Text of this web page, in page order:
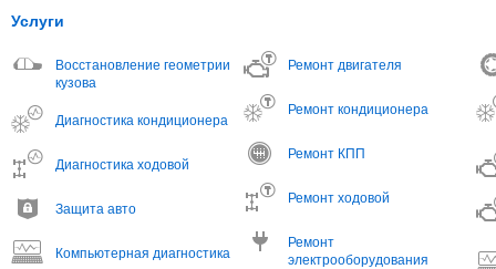
Услуги
Восстановление геометрии
кузова
Диагностика кондиционера
Диагностика ходовой
Защита авто
Компьютерная диагностика
Ремонт двигателя
Ремонт кондиционера
Ремонт КПП
Ремонт ходовой
Ремонт
электрооборудования